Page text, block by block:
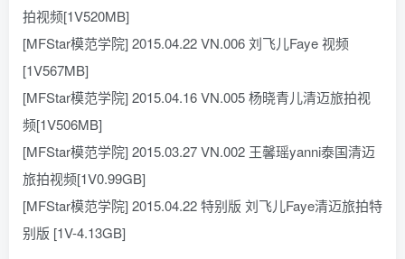
拍视频[1V520MB]
[MFStar模范学院] 2015.04.22 VN.006 刘飞儿Faye 视频
[1V567MB]
[MFStar模范学院] 2015.04.16 VN.005 杨晓青儿清迈旅拍视
频[1V506MB]
[MFStar模范学院] 2015.03.27 VN.002 王馨瑶yanni泰国清迈
旅拍视频[1V0.99GB]
[MFStar模范学院] 2015.04.22 特别版 刘飞儿Faye清迈旅拍特
别版 [1V-4.13GB]